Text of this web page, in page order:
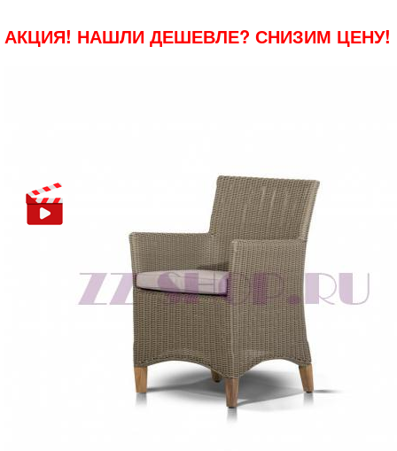
АКЦИЯ! НАШЛИ ДЕШЕВЛЕ? СНИЗИМ ЦЕНУ!